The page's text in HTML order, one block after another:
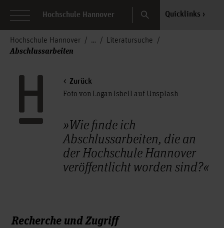
Hochschule Hannover Search Quicklinks
Hochschule Hannover Literatursuche
Abschlussarbeiten
Zurück
Foto von Logan Isbell auf Unsplash
»Wie finde ich
Abschlussarbeiten, die an
der Hochschule Hannover
veröffentlicht worden sind?«
Recherche und Zugriff